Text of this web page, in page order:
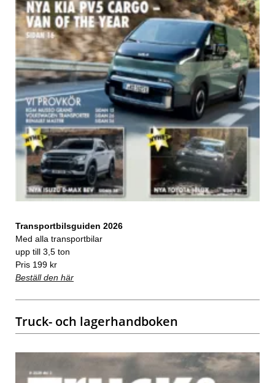
Transportbilsguiden 2026
Med alla transportbilar
upp till 3,5 ton
Pris 199 kr
Beställ den här
Truck- och lagerhandboken